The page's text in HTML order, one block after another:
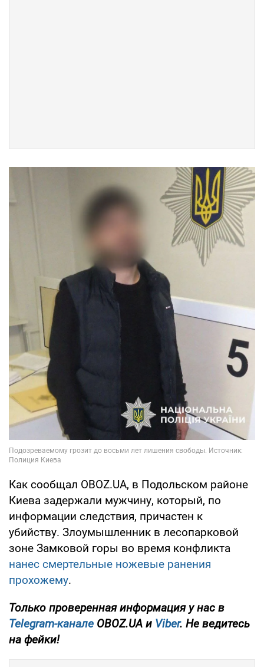
Как сообщал OBOZ.UA, в Подольском районе
Киева задержали мужчину, который, по
информации следствия, причастен к
убийству. Злоумышленник в лесопарковой
зоне Замковой горы во время конфликта
нанес смертельные ножевые ранения
прохожему.
Только проверенная информация у нас в
Telegram-канале OBOZ.UA и Viber. Не ведитесь
на фейки!